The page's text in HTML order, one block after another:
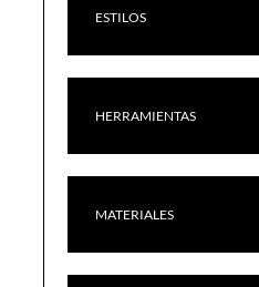
ESTILOS
HERRAMIENTAS
MATERIALES